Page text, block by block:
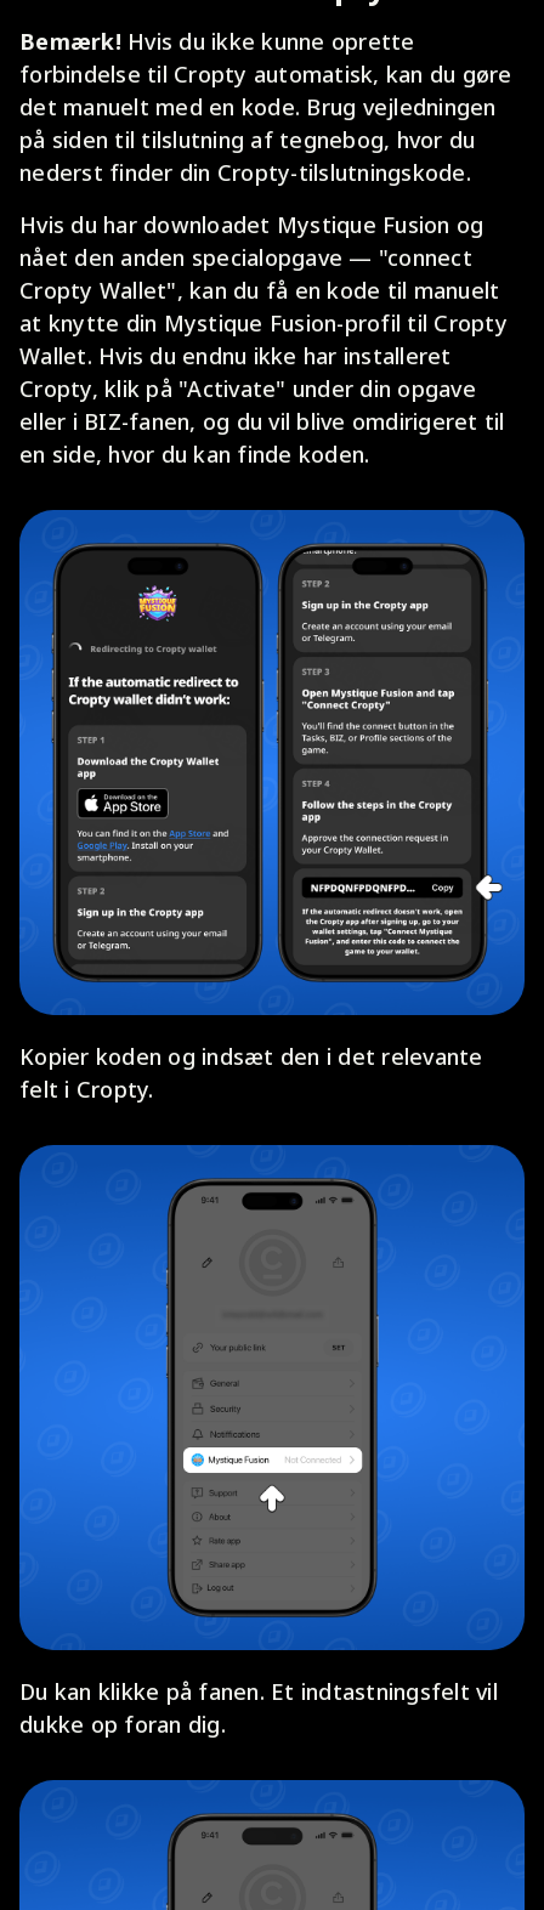
Bemærk! Hvis du ikke kunne oprette
forbindelse til Cropty automatisk, kan du gøre
det manuelt med en kode. Brug vejledningen
på siden til tilslutning af tegnebog, hvor du
nederst finder din Cropty-tilslutningskode.
Hvis du har downloadet Mystique Fusion og
nået den anden specialopgave — "connect
Cropty Wallet", kan du få en kode til manuelt
at knytte din Mystique Fusion-profil til Cropty
Wallet. Hvis du endnu ikke har installeret
Cropty, klik på "Activate" under din opgave
eller i BIZ-fanen, og du vil blive omdirigeret til
en side, hvor du kan finde koden.
Kopier koden og indsæt den i det relevante
felt i Cropty.
Du kan klikke på fanen. Et indtastningsfelt vil
dukke op foran dig.